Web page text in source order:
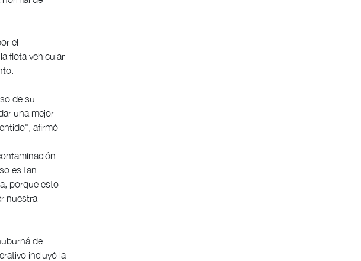
el
flota vehicular
de su
una mejor
afirmó
es tan
porque esto
nuestra
de
incluyó la